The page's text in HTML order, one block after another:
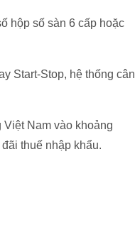
hộp số sàn 6 cấp hoặc
Start-Stop, hệ thống cân
Nam vào khoảng
thuế nhập khẩu.